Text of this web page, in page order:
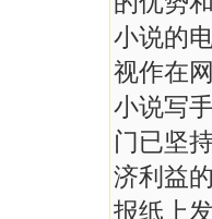
小说的
视作在
小说写
门已坚
济利益
报纸上